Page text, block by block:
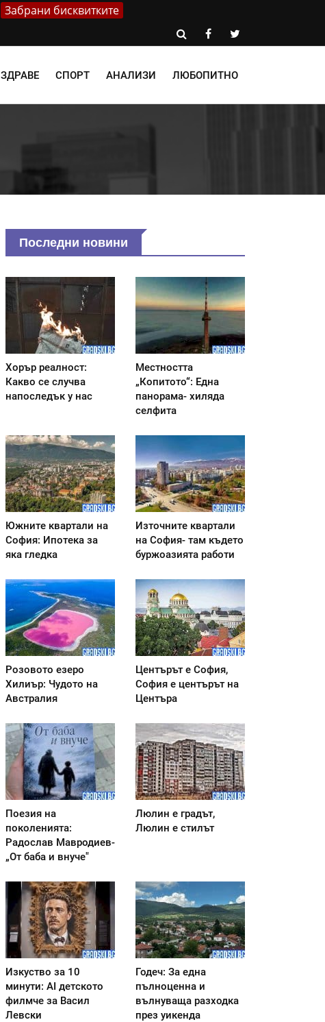
Забрани бисквитките
ЗДРАВЕ СПОРТ АНАЛИЗИ ЛЮБОПИТНО
Последни новини
Хорър реалност:
Какво се случва
напоследък у нас
Местността
„Копитото“: Една
панорама- хиляда
селфита
Южните квартали на
София: Ипотека за
яка гледка
Източните квартали
на София- там където
буржоазията работи
Розовото езеро
Хилиър: Чудото на
Австралия
Центърът е София,
София е центърът на
Центъра
Поезия на
поколенията:
Радослав Мавродиев-
„От баба и внуче"
Люлин е градът,
Люлин е стилът
Изкуство за 10
минути: AI детското
филмче за Васил
Левски
Годеч: За една
пълноценна и
вълнуваща разходка
през уикенда